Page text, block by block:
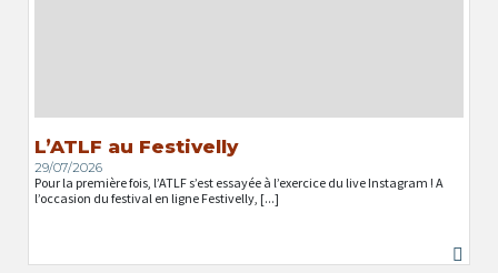
L’ATLF au Festivelly
29/07/2026
Pour la première fois, l’ATLF s’est essayée à l’exercice du live Instagram ! A
l’occasion du festival en ligne Festivelly, [...]